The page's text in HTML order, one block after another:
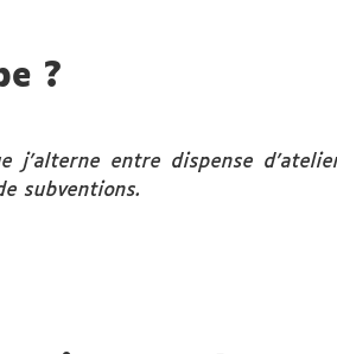
?
entre dispense
subventions.